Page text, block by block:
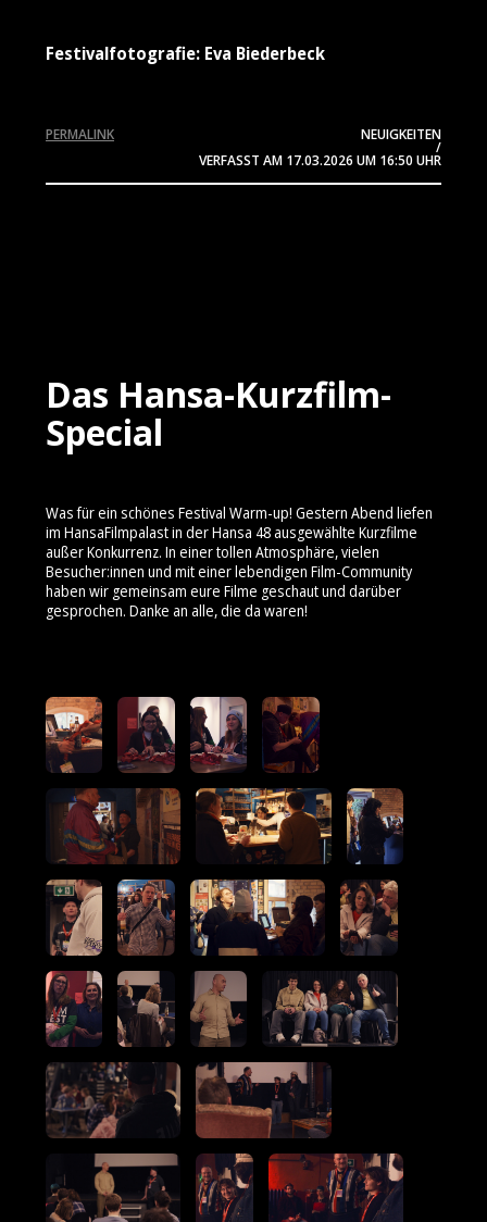
Festivalfotografie: Eva Biederbeck
NEUIGKEITEN
/
VERFASST AM 17.03.2026 UM 16:50 UHR
PERMALINK
Das Hansa-Kurzfilm-
Special
Was für ein schönes Festival Warm-up! Gestern Abend liefen
im HansaFilmpalast in der Hansa 48 ausgewählte Kurzfilme
außer Konkurrenz. In einer tollen Atmosphäre, vielen
Besucher:innen und mit einer lebendigen Film-Community
haben wir gemeinsam eure Filme geschaut und darüber
gesprochen. Danke an alle, die da waren!